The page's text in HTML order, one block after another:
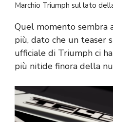
Marchio Triumph sul lato
Quel momento sembra
più, dato che un teaser
ufficiale di Triumph ci
più nitide finora della